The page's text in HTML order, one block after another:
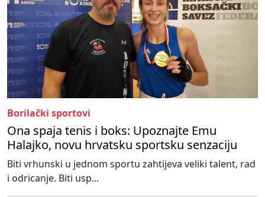
Borilački sportovi
Ona spaja tenis i boks: Upoznajte Emu
Halajko, novu hrvatsku sportsku senzaciju
Biti vrhunski u jednom sportu zahtijeva veliki talent, rad
i odricanje. Biti usp...